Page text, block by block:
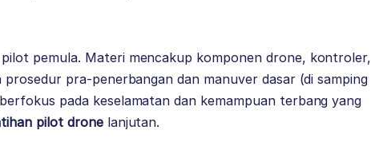
pemula. Materi mencakup komponen drone, kontroler,
pra-penerbangan dan manuver dasar (di samping
pada keselamatan dan kemampuan terbang yang
pilot dronelanjutan.